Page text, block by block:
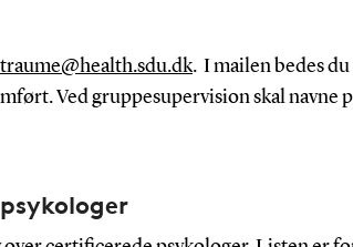
. I mailen bedes
Ved gruppesupervision skal navne